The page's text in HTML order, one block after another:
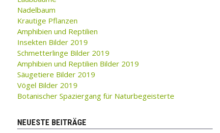
Nadelbaum
Krautige Pflanzen
Amphibien und Reptilien
Insekten Bilder 2019
Schmetterlinge Bilder 2019
Amphibien und Reptilien Bilder 2019
Säugetiere Bilder 2019
Vögel Bilder 2019
Botanischer Spaziergang für Naturbegeisterte
NEUESTE BEITRÄGE